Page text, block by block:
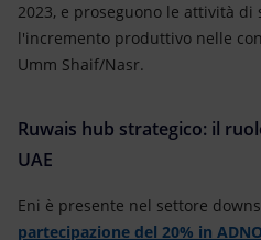
2023, e proseguono le attività
l'incremento produttivo nelle
Umm Shaif/Nasr.
Ruwais hub strategico: il
UAE
Eni è presente nel settore
partecipazione del 20% in